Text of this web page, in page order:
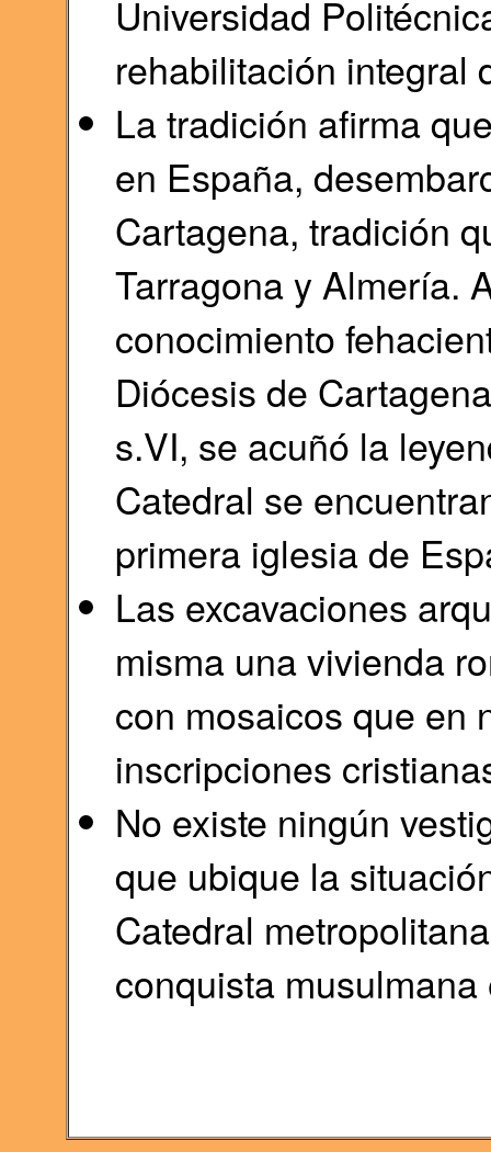
Universidad
rehabilitación integral
La tradición afirma
en España,
Cartagena, tradición
Tarragona y Almería.
conocimiento
Diócesis de
s.VI, se acuñó la
Catedral se
primera iglesia de
Las excavaciones
misma una vivienda
con mosaicos que en
inscripciones
No existe ningún
que ubique la
Catedral
conquista